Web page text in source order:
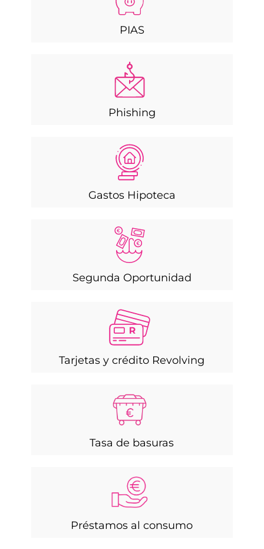
PIAS
Phishing
Gastos Hipoteca
Segunda Oportunidad
Tarjetas y crédito Revolving
Tasa de basuras
Préstamos al consumo